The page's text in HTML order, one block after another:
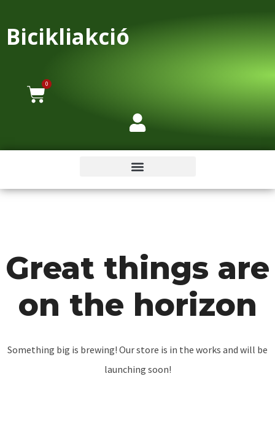
Bicikliakció
0
Great things are
on the horizon
Something big is brewing! Our store is in the works and will be
launching soon!